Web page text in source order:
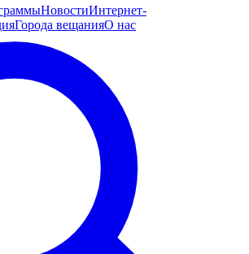
НовостиИнтернет-
Города вещанияО нас